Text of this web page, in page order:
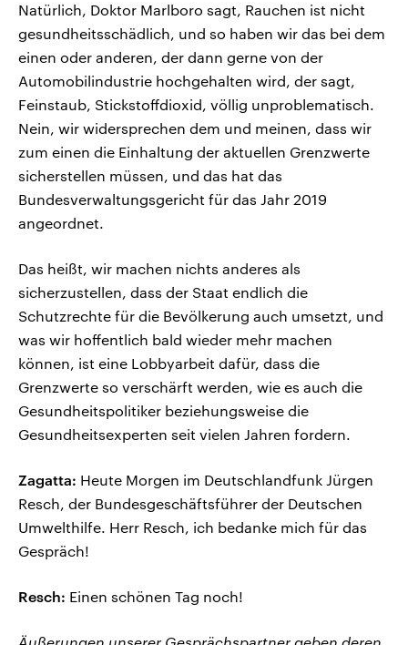
Natürlich, Doktor Marlboro sagt, Rauchen ist nicht
gesundheitsschädlich, und so haben wir das bei dem
einen oder anderen, der dann gerne von der
Automobilindustrie hochgehalten wird, der sagt,
Feinstaub, Stickstoffdioxid, völlig unproblematisch.
Nein, wir widersprechen dem und meinen, dass wir
zum einen die Einhaltung der aktuellen Grenzwerte
sicherstellen müssen, und das hat das
Bundesverwaltungsgericht für das Jahr 2019
angeordnet.
Das heißt, wir machen nichts anderes als
sicherzustellen, dass der Staat endlich die
Schutzrechte für die Bevölkerung auch umsetzt, und
was wir hoffentlich bald wieder mehr machen
können, ist eine Lobbyarbeit dafür, dass die
Grenzwerte so verschärft werden, wie es auch die
Gesundheitspolitiker beziehungsweise die
Gesundheitsexperten seit vielen Jahren fordern.
Zagatta: Heute Morgen im Deutschlandfunk Jürgen
Resch, der Bundesgeschäftsführer der Deutschen
Umwelthilfe. Herr Resch, ich bedanke mich für das
Gespräch!
Resch: Einen schönen Tag noch!